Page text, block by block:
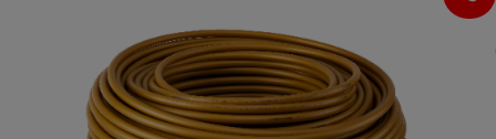
方案，有效减少家庭管道噪音，为追求高品质生活的消费
者带来福音。